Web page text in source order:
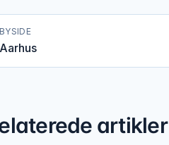
BYSIDE
Aarhus
artikler